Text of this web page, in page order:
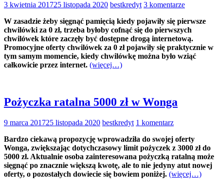
3 kwietnia 201725 listopada 2020 bestkredyt 3 komentarze
W zasadzie żeby sięgnąć pamięcią kiedy pojawiły się pierwsze
chwilówki za 0 zł, trzeba byłoby cofnąć się do pierwszych
chwilówek które zaczęły być dostępne drogą internetową.
Promocyjne oferty chwilówek za 0 zł pojawiły się praktycznie w
tym samym momencie, kiedy chwilówkę można było wziąć
całkowicie przez internet. (więcej…)
Pożyczka ratalna 5000 zł w Wonga
9 marca 201725 listopada 2020 bestkredyt 1 komentarz
Bardzo ciekawą propozycję wprowadziła do swojej oferty
Wonga, zwiększając dotychczasowy limit pożyczek z 3000 zł do
5000 zł. Aktualnie osoba zainteresowana pożyczką ratalną może
sięgnąć po znacznie większą kwotę, ale to nie jedyny atut nowej
oferty, o pozostałych dowiecie się bowiem poniżej. (więcej…)